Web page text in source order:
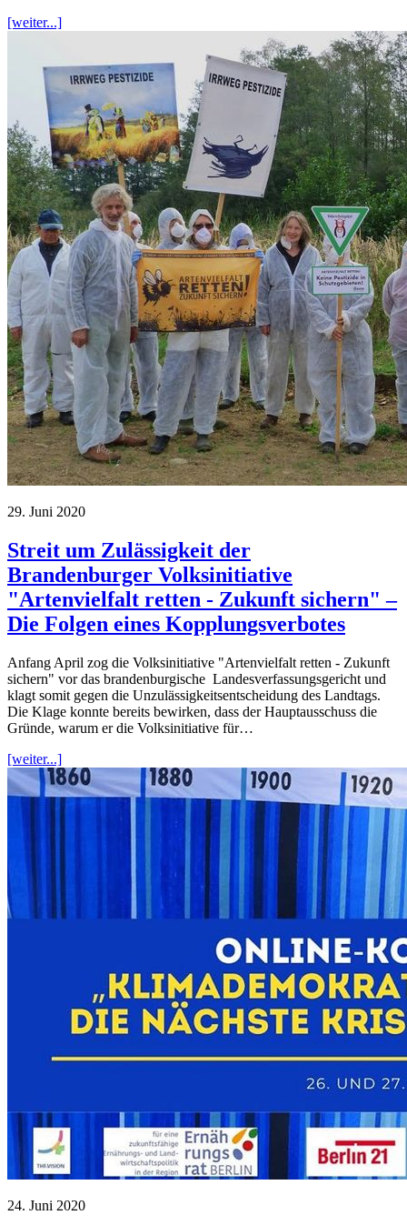
[weiter...]
29. Juni 2020
Streit um Zulässigkeit der
Brandenburger Volksinitiative
"Artenvielfalt retten - Zukunft sichern" –
Die Folgen eines Kopplungsverbotes
Anfang April zog die Volksinitiative "Artenvielfalt retten - Zukunft
sichern" vor das brandenburgische Landesverfassungsgericht und
klagt somit gegen die Unzulässigkeitsentscheidung des Landtags.
Die Klage konnte bereits bewirken, dass der Hauptausschuss die
Gründe, warum er die Volksinitiative für…
[weiter...]
24. Juni 2020